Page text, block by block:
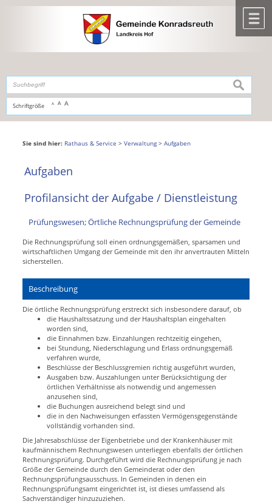
,zur Navigationoderzur Startseitespringen.
Schriftgröße A A A
suchen
Sie sind hier: Rathaus & Service > Verwaltung> Aufgaben
Aufgaben
Profilansicht der Aufgabe / Dienstleistung
Prüfungswesen; Örtliche Rechnungsprüfung der Gemeinde
Die Rechnungsprüfung soll einen ordnungsgemäßen, sparsamen und
wirtschaftlichen Umgang der Gemeinde mit den ihr anvertrauten Mitteln
sicherstellen.
Beschreibung
Die örtliche Rechnungsprüfung erstreckt sich insbesondere darauf, ob
die Haushaltssatzung und der Haushaltsplan eingehalten
worden sind,
die Einnahmen bzw. Einzahlungen rechtzeitig eingehen,
bei Stundung, Niederschlagung und Erlass ordnungsgemäß
verfahren wurde,
Beschlüsse der Beschlussgremien richtig ausgeführt wurden,
Ausgaben bzw. Auszahlungen unter Berücksichtigung der
örtlichen Verhältnisse als notwendig und angemessen
anzusehen sind,
die Buchungen ausreichend belegt sind und
die in den Nachweisungen erfassten Vermögensgegenstände
vollständig vorhanden sind.
Die Jahresabschlüsse der Eigenbetriebe und der Krankenhäuser mit
kaufmännischem Rechnungswesen unterliegen ebenfalls der örtlichen
Rechnungsprüfung. Durchgeführt wird die Rechnungsprüfung je nach
Größe der Gemeinde durch den Gemeinderat oder den
Rechnungsprüfungsausschuss. In Gemeinden in denen ein
Rechnungsprüfungsamt eingerichtet ist, ist dieses umfassend als
Sachverständiger hinzuzuziehen.